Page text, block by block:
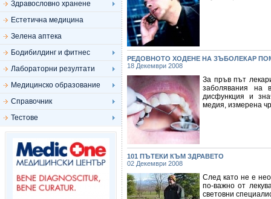
Здравословно хранене
Естетична медицина
Зелена аптека
Бодибилдинг и фитнес
Лабораторни резултати
Медицинско образование
Справочник
Тестове
РЕДОВНОТО ХОДЕНЕ НА ЗЪБОЛЕКАР
18 Декември 2008
За пръв път
заболявания на
дисфункция и
медия, измерена
101 ПЪТЕКИ КЪМ ЗДРАВЕТО
02 Декември 2008
След като не е
по-важно от
световни